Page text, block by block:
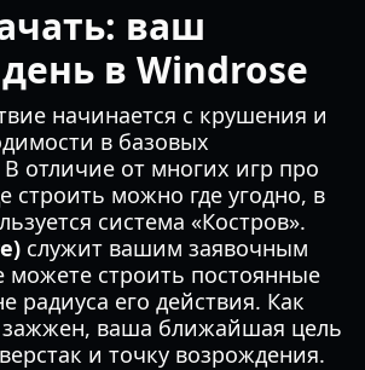
ваш
в Windrose
начинается с крушения и
в базовых
отличие от многих игр про
строить можно где угодно, в
система «Костров».
служит вашим заявочным
можете строить постоянные
радиуса его действия. Как
зажжен, ваша ближайшая цель
и точку возрождения.